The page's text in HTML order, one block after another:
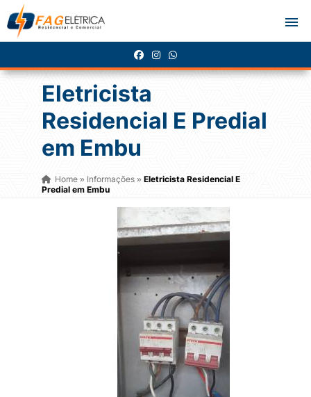
Eletricista
Residencial E Predial
em Embu
Home» Informações » Eletricista Residencial E
Predial em Embu